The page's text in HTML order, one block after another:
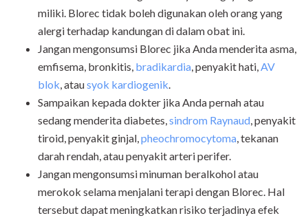
miliki. Blorec tidak boleh digunakan oleh orang yang
alergi terhadap kandungan di dalam obat ini.
Jangan mengonsumsi Blorec jika Anda menderita asma,
emfisema, bronkitis, bradikardia , penyakit hati, AV
blok , atausyok kardiogenik
Sampaikan kepada dokter jika Anda pernah atau
sedang menderita diabetes, sindrom Raynaud penyakit
tiroid, penyakit ginjal, pheochromocytoma tekanan
darah rendah, atau penyakit arteri perifer.
Jangan mengonsumsi minuman beralkohol atau
merokok selama menjalani terapi dengan Blorec. Hal
tersebut dapat meningkatkan risiko terjadinya efek